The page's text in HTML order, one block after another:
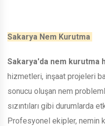
Sakarya Nem Kurutma
Sakarya'da nem kurutma
hizmetleri, inşaat projeleri
sonucu oluşan nem
sızıntıları gibi durumlarda
Profesyonel ekipler, nemin